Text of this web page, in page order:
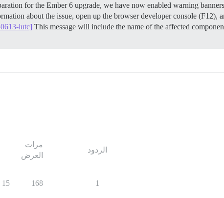
for the Ember 6 upgrade, we have now enabled warning
about the issue, open up the browser developer console
iutc] This message will include the name of the affected
الردود
مرات
العرض
1
168 15 يونيو 2025